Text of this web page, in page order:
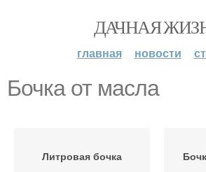
ДАЧНАЯ
главная новости
Бочка от масла
Литровая бочка